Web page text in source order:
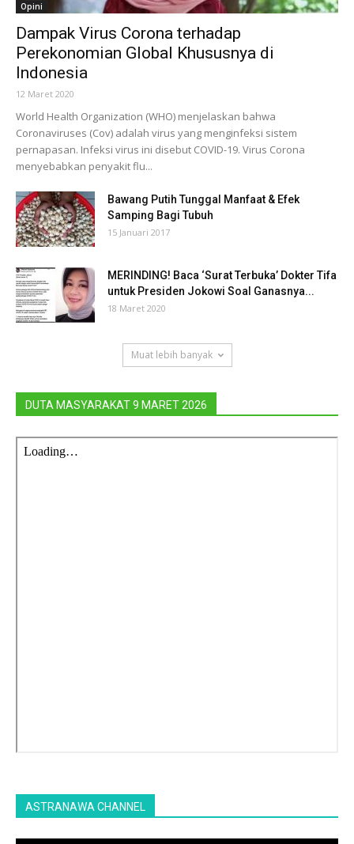
Opini
Dampak Virus Corona terhadap
Perekonomian Global Khususnya di
Indonesia
12 Maret 2020
World Health Organization (WHO) menjelaskan bahwa
Coronaviruses (Cov) adalah virus yang menginfeksi sistem
pernapasan. Infeksi virus ini disebut COVID-19. Virus Corona
menyebabkan penyakit flu...
Bawang Putih Tunggal Manfaat & Efek
Samping Bagi Tubuh
15 Januari 2017
MERINDING! Baca ‘Surat Terbuka’ Dokter Tifa
untuk Presiden Jokowi Soal Ganasnya...
18 Maret 2020
Muat lebih banyak
DUTA MASYARAKAT 9 MARET 2026
ASTRANAWA CHANNEL